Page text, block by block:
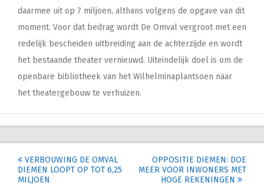
daarmee uit op 7 miljoen, althans volgens de opgave van dit
moment. Voor dat bedrag wordt De Omval vergroot met een
redelijk bescheiden uitbreiding aan de achterzijde en wordt
het bestaande theater vernieuwd. Uiteindelijk doel is om de
openbare bibliotheek van het Wilhelminaplantsoen naar
het theatergebouw te verhuizen.
Post
navigation
VERBOUWING DE OMVAL
DIEMEN LOOPT OP TOT 6,25
MILJOEN
OPPOSITIE DIEMEN: DOE
MEER VOOR INWONERS MET
HOGE REKENINGEN